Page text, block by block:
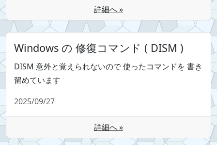
詳細へ »
Windows の 修復コマンド ( DISM )
DISM 意外と覚えられないので 使ったコマンドを 書き
留めています
2025/09/27
詳細へ »